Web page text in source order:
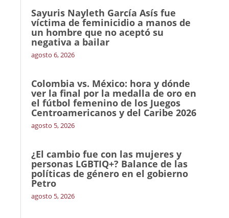
Sayuris Nayleth García Asís fue
víctima de feminicidio a manos de
un hombre que no aceptó su
negativa a bailar
agosto 6, 2026
Colombia vs. México: hora y dónde
ver la final por la medalla de oro en
el fútbol femenino de los Juegos
Centroamericanos y del Caribe 2026
agosto 5, 2026
¿El cambio fue con las mujeres y
personas LGBTIQ+? Balance de las
políticas de género en el gobierno
Petro
agosto 5, 2026